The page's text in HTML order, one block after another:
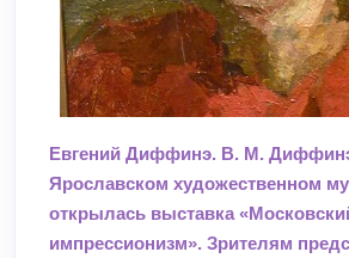
Евгений Диффинэ. В. М.
Ярославском художественном
открылась выставка
импрессионизм». Зрителям